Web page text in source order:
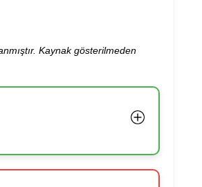
Kaynak gösterilmeden